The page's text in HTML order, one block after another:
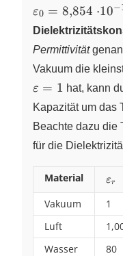
ε0 = 8,854 ⋅10−
Permittivität
Vakuum die
ε = 1 hat, kann
Kapazität um das
Beachte dazu die
für die
Material εr
Vakuum
1
Luft
Wasser
80